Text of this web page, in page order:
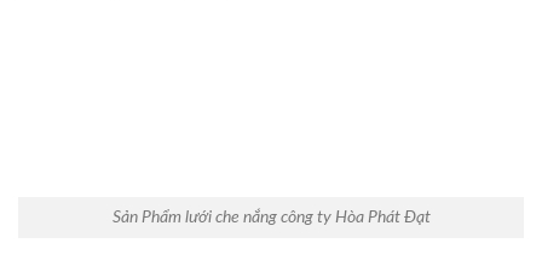
Sản Phẩm lưới che nắng công ty Hòa Phát Đạt